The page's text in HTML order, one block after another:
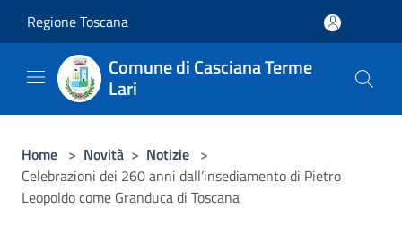
Regione Toscana
Comune di Casciana Terme
Lari
Home > Novità > Notizie >
Celebrazioni dei 260 anni dall’insediamento di Pietro
Leopoldo come Granduca di Toscana